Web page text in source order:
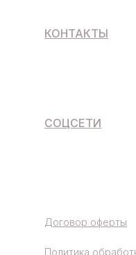
КОНТАКТЫ
СОЦСЕТИ
Договор оферты
Политика